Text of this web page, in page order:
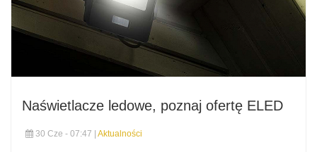
Naświetlacze ledowe, poznaj ofertę ELED
30 Cze - 07:47 | Aktualności